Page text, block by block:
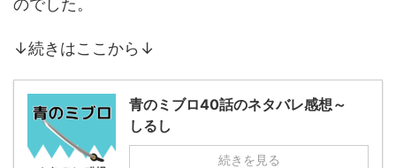
のでした。
↓続きはここから↓
青のミブロ40話のネタバレ感想～
しるし
続きを見る